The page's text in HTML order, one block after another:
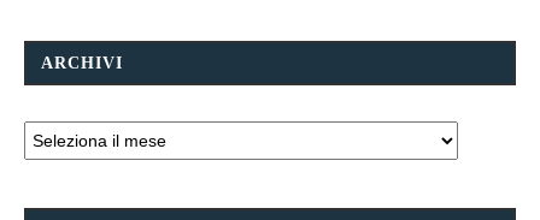
ARCHIVI